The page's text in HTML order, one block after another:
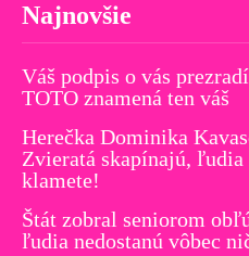
Najnovšie
Váš podpis o vás
TOTO znamená ten váš
Herečka Dominika
Zvieratá skapínajú,
klamete!
Štát zobral seniorom
ľudia nedostanú vôbec